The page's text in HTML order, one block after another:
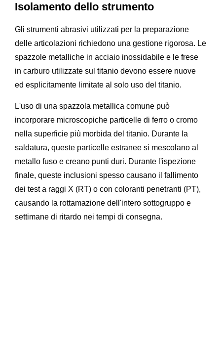
Isolamento dello strumento
Gli strumenti abrasivi utilizzati per la preparazione
delle articolazioni richiedono una gestione rigorosa. Le
spazzole metalliche in acciaio inossidabile e le frese
in carburo utilizzate sul titanio devono essere nuove
ed esplicitamente limitate al solo uso del titanio.
L'uso di una spazzola metallica comune può
incorporare microscopiche particelle di ferro o cromo
nella superficie più morbida del titanio. Durante la
saldatura, queste particelle estranee si mescolano al
metallo fuso e creano punti duri. Durante l'ispezione
finale, queste inclusioni spesso causano il fallimento
dei test a raggi X (RT) o con coloranti penetranti (PT),
causando la rottamazione dell'intero sottogruppo e
settimane di ritardo nei tempi di consegna.